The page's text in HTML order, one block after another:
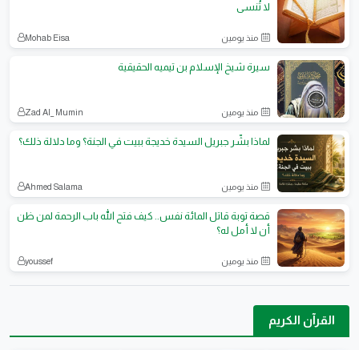
لا تُنسى
منذ يومين Mohab Eisa
سيرة شيخ الإسلام بن تيميه الحقيقية
منذ يومين Zad Al_ Mumin
لماذا بشّر جبريل السيدة خديجة ببيت في الجنة؟ وما دلالة ذلك؟
منذ يومين Ahmed Salama
قصة توبة قاتل المائة نفس.. كيف فتح الله باب الرحمة لمن ظن
أن لا أمل له؟
منذ يومين youssef
القرآن الكريم